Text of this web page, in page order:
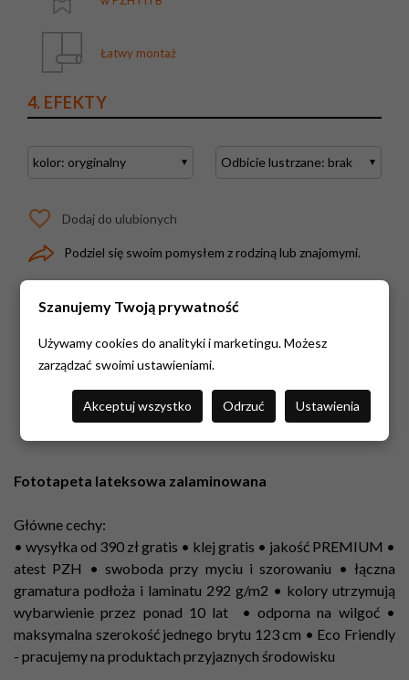
Łatwy montaż
4. EFEKTY
Dodaj do ulubionych
Podziel się swoim pomysłem z rodziną lub znajomymi.
Cena:
Fototapeta lateksowa zalaminowana
Główne cechy:
• wysyłka od 390 zł gratis • klej gratis • jakość PREMIUM •
atest PZH • swoboda przy myciu i szorowaniu • łączna
gramatura podłoża i laminatu 292 g/m2 • kolory utrzymują
wybarwienie przez ponad 10 lat • odporna na wilgoć •
maksymalna szerokość jednego brytu 123 cm • Eco Friendly
- pracujemy na produktach przyjaznych środowisku
Szanujemy Twoją prywatność
Używamy cookies do analityki i marketingu. Możesz
zarządzać swoimi ustawieniami.
Akceptuj wszystko Odrzuć Ustawienia